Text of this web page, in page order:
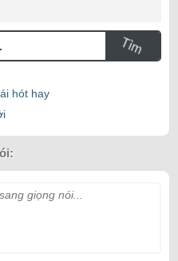
Tìm
hót hay
giọng nói...